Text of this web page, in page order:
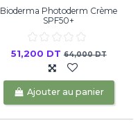
Bioderma Photoderm Crème
SPF50+
51,200 DT64,000 DT
Ajouter au panier